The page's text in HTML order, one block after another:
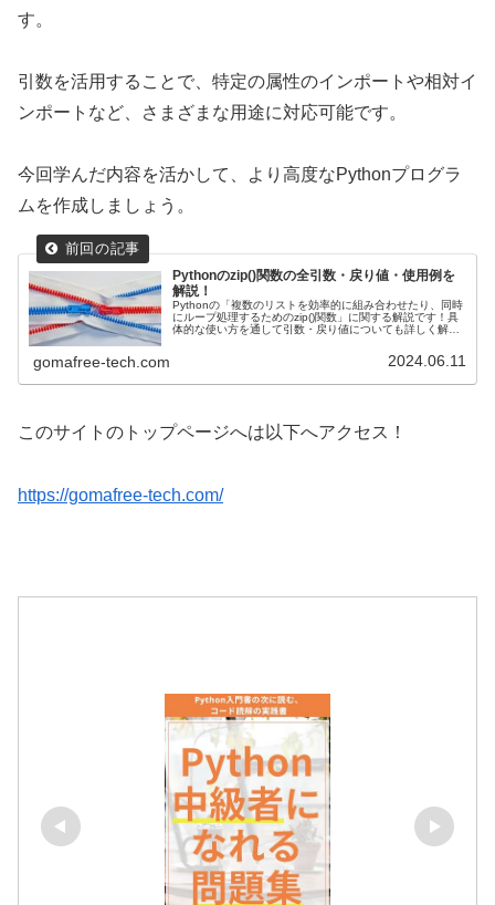
す。
引数を活用することで、特定の属性のインポートや相対イ
ンポートなど、さまざまな用途に対応可能です。
今回学んだ内容を活かして、より高度なPythonプログラ
ムを作成しましょう。
Pythonのzip()関数の全引数・戻り値・使用例を
解説！
Pythonの「複数のリストを効率的に組み合わせたり、同時
にループ処理するためのzip()関数」に関する解説です！具
体的な使い方を通して引数・戻り値についても詳しく解説
す。現場で使える関数の応用使用例も紹介しています！
gomafree-tech.com 2024.06.11
このサイトのトップページへは以下へアクセス！
https://gomafree-tech.com/